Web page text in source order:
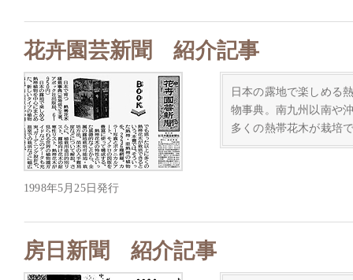
花卉園芸新聞 紹介記事
1998年5月25日発行
日本の露地で楽しめる
物事典。南九州以南や
多くの熱帯花木が栽培
房日新聞 紹介記事